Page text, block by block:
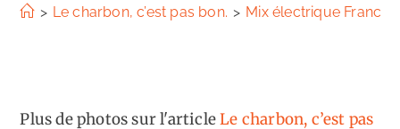
> Le charbon, c’est pas bon. > Mix électrique France
Plus de photos sur l'articleLe charbon, c’est pas